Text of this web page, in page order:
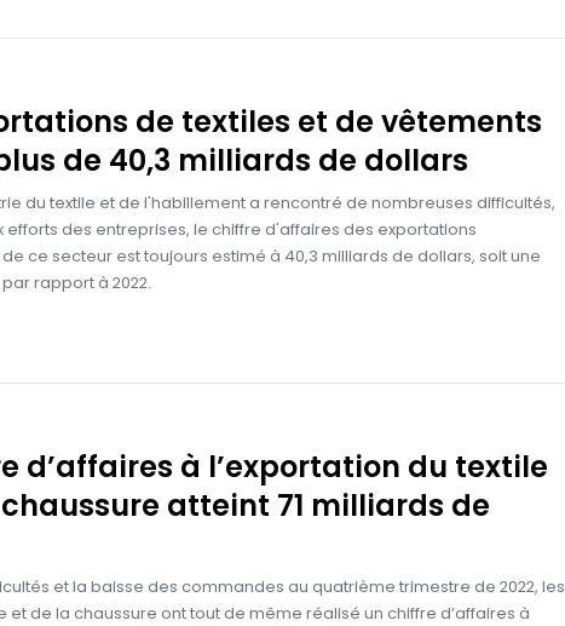
de textiles et de vêtements
de 40,3 milliards de dollars
du textile et de l'habillement a rencontré de nombreuses difficultés,
efforts des entreprises, le chiffre d'affaires des exportations
ce secteur est toujours estimé à 40,3 milliards de dollars, soit une
rapport à 2022.
d’affaires à l’exportation du textile
atteint 71 milliards de
et la baisse des commandes au quatrième trimestre de 2022, les
et de la chaussure ont tout de même réalisé un chiffre d’affaires à